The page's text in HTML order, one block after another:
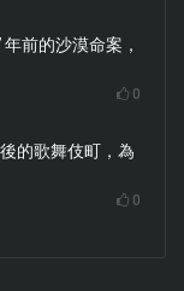
前的沙漠命案，
0
的歌舞伎町，為
0